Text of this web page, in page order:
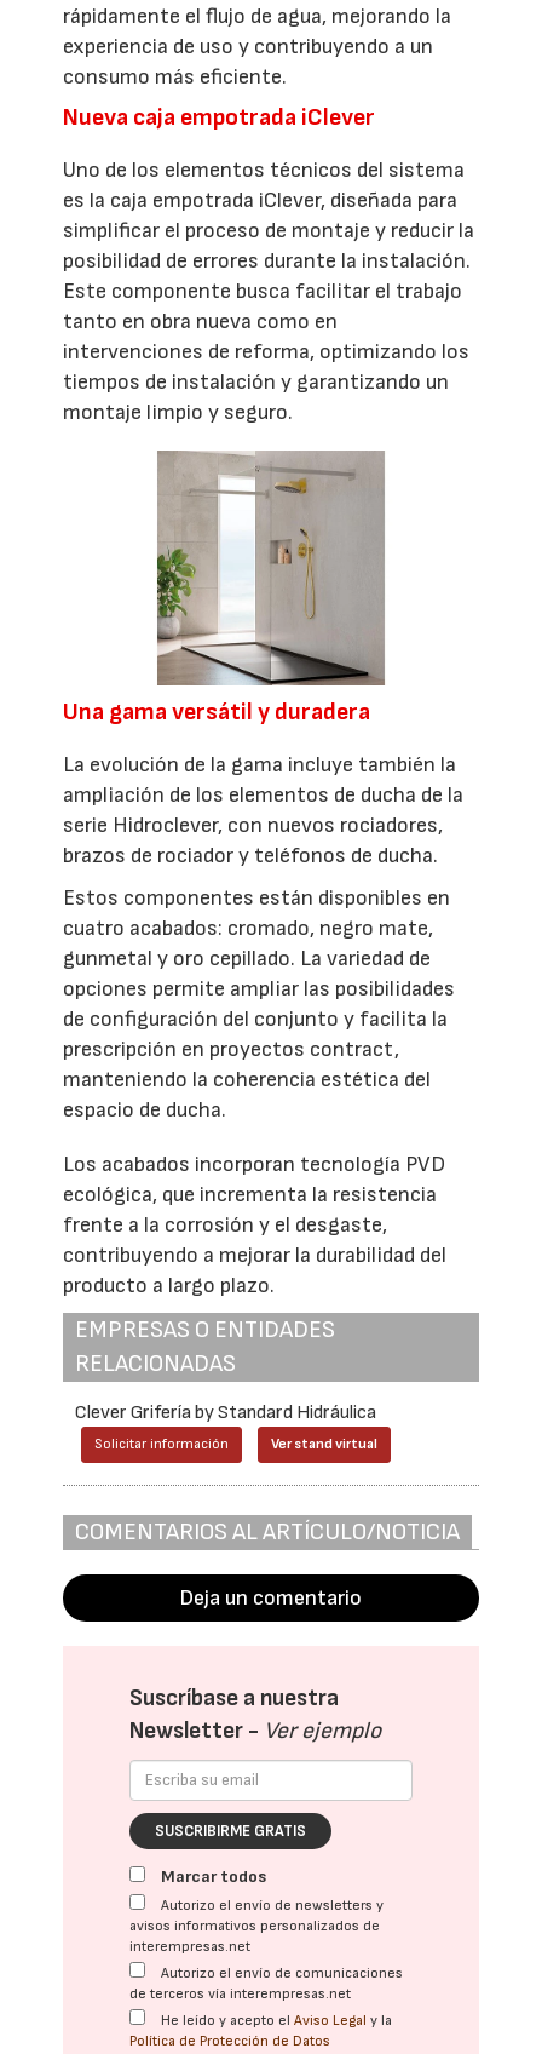
rápidamente el flujo de agua, mejorando la
experiencia de uso y contribuyendo a un
consumo más eficiente.
Nueva caja empotrada iClever
Uno de los elementos técnicos del sistema
es la caja empotrada iClever, diseñada para
simplificar el proceso de montaje y reducir la
posibilidad de errores durante la instalación.
Este componente busca facilitar el trabajo
tanto en obra nueva como en
intervenciones de reforma, optimizando los
tiempos de instalación y garantizando un
montaje limpio y seguro.
Una gama versátil y duradera
La evolución de la gama incluye también la
ampliación de los elementos de ducha de la
serie Hidroclever, con nuevos rociadores,
brazos de rociador y teléfonos de ducha.
Estos componentes están disponibles en
cuatro acabados: cromado, negro mate,
gunmetal y oro cepillado. La variedad de
opciones permite ampliar las posibilidades
de configuración del conjunto y facilita la
prescripción en proyectos contract,
manteniendo la coherencia estética del
espacio de ducha.
Los acabados incorporan tecnología PVD
ecológica, que incrementa la resistencia
frente a la corrosión y el desgaste,
contribuyendo a mejorar la durabilidad del
producto a largo plazo.
EMPRESAS O ENTIDADES
RELACIONADAS
Clever Grifería by Standard Hidráulica
Solicitar información Ver stand virtual
COMENTARIOS AL ARTÍCULO/NOTICIA
Deja un comentario
Suscríbase a nuestra
Newsletter - Ver ejemplo
SUSCRIBIRME GRATIS
Marcar todos
Autorizo el envío de newsletters y
avisos informativos personalizados de
interempresas.net
Autorizo el envío de comunicaciones
de terceros vía interempresas.net
He leído y acepto elAviso Legal y la
Política de Protección de Datos